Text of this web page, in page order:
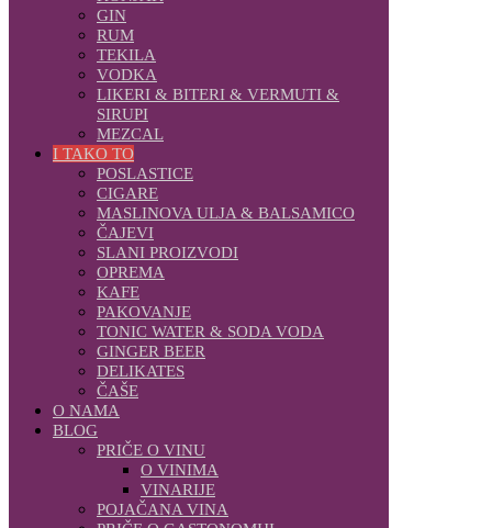
GIN
RUM
TEKILA
VODKA
LIKERI & BITERI & VERMUTI &
SIRUPI
MEZCAL
I TAKO TO
POSLASTICE
CIGARE
MASLINOVA ULJA & BALSAMICO
ČAJEVI
SLANI PROIZVODI
OPREMA
KAFE
PAKOVANJE
TONIC WATER & SODA VODA
GINGER BEER
DELIKATES
ČAŠE
O NAMA
BLOG
PRIČE O VINU
O VINIMA
VINARIJE
POJAČANA VINA